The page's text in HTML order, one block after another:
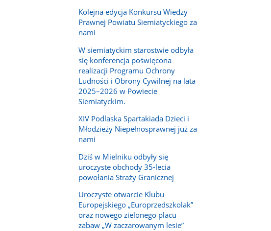
Kolejna edycja Konkursu Wiedzy
Prawnej Powiatu Siemiatyckiego za
nami
W siemiatyckim starostwie odbyła
się konferencja poświęcona
realizacji Programu Ochrony
Ludności i Obrony Cywilnej na lata
2025–2026 w Powiecie
Siemiatyckim.
XIV Podlaska Spartakiada Dzieci i
Młodzieży Niepełnosprawnej już za
nami
Dziś w Mielniku odbyły się
uroczyste obchody 35-lecia
powołania Straży Granicznej
Uroczyste otwarcie Klubu
Europejskiego „Europrzedszkolak”
oraz nowego zielonego placu
zabaw „W zaczarowanym lesie”